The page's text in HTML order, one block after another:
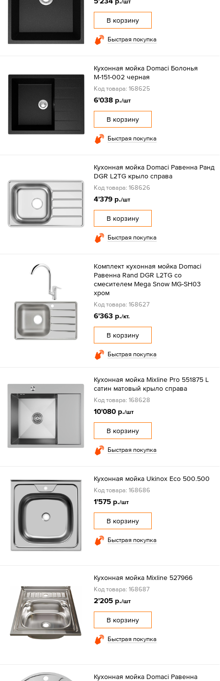
/шт
В корзину
Быстрая покупка
Кухонная мойка Domaci Болонья
М-151-002 черная
Код товара: 168625
6'038 р./шт
В корзину
Быстрая покупка
Кухонная мойка Domaci Равенна Ранд
DGR L2TG крыло справа
Код товара: 168626
4'379 р./шт
В корзину
Быстрая покупка
Комплект кухонная мойка Domaci
Равенна Rand DGR L2TG со
смесителем Mega Snow MG-SH03
хром
Код товара: 168627
6'363 р./кт.
В корзину
Быстрая покупка
Кухонная мойка Mixline Pro 551875 L
сатин матовый крыло справа
Код товара: 168628
10'080 р./шт
В корзину
Быстрая покупка
Кухонная мойка Ukinox Eco 500.500
Код товара: 168686
1'575 р./шт
В корзину
Быстрая покупка
Кухонная мойка Mixline 527966
Код товара: 168687
2'205 р./шт
В корзину
Быстрая покупка
Кухонная мойка Domaci Равенна